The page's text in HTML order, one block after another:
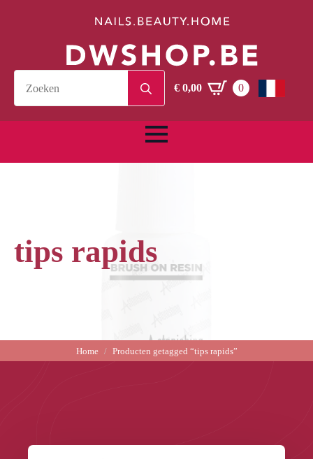
for:€0,00 0
tips rapids
Home Producten getagged “tips rapids”